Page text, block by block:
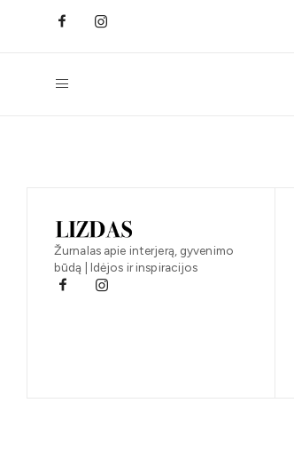
Žurnalas apie interjerą, gyvenimo
būdą | Idėjos ir inspiracijos